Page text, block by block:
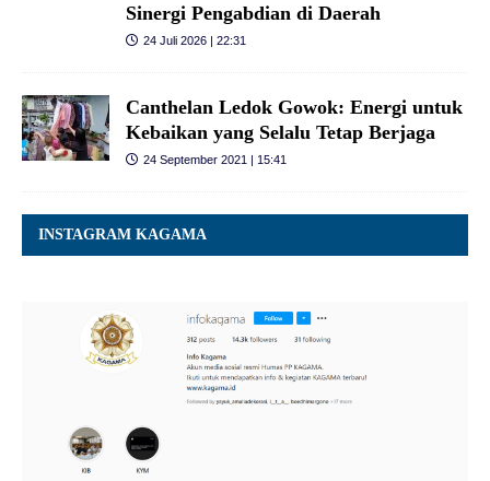
Sinergi Pengabdian di Daerah
24 Juli 2026 | 22:31
Canthelan Ledok Gowok: Energi untuk
Kebaikan yang Selalu Tetap Berjaga
24 September 2021 | 15:41
INSTAGRAM KAGAMA